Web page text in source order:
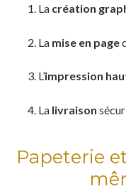
La création
La mise en page
L’impression
La livraison
Papeterie